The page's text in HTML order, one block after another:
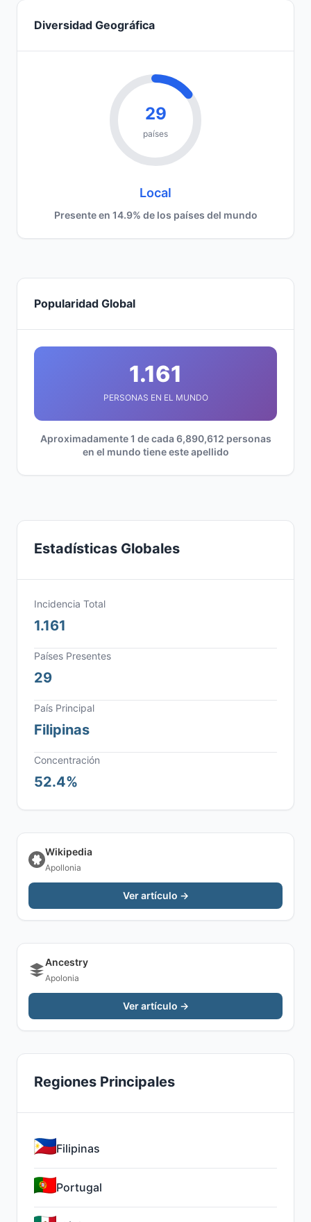
Diversidad Geográfica
29
países
Local
Presente en 14.9% de los países del mundo
Popularidad Global
1.161
PERSONAS EN EL MUNDO
Aproximadamente 1 de cada 6,890,612 personas
en el mundo tiene este apellido
Estadísticas Globales
Incidencia Total
1.161
Países Presentes
29
País Principal
Filipinas
Concentración
52.4%
Wikipedia
Apollonia
Ver artículo →
Ancestry
Apolonia
Ver artículo →
Regiones Principales
Filipinas
Portugal